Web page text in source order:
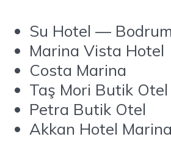
Su Hotel — Bodrum
Marina Vista Hotel
Costa Marina
Taş Mori Butik Otel
Petra Butik Otel
Akkan Hotel Marina